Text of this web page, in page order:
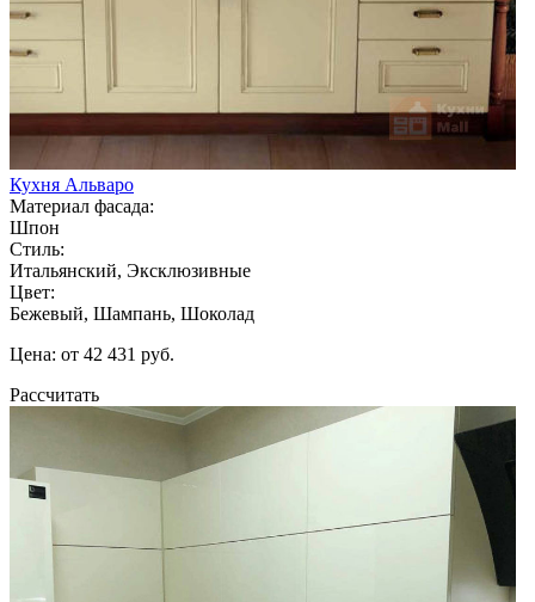
Кухня Альваро
Материал фасада:
Шпон
Стиль:
Итальянский, Эксклюзивные
Цвет:
Бежевый, Шампань, Шоколад
Цена: от 42 431 руб.
Рассчитать